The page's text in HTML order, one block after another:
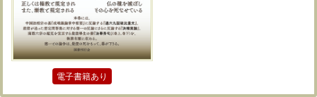
電子書籍あり